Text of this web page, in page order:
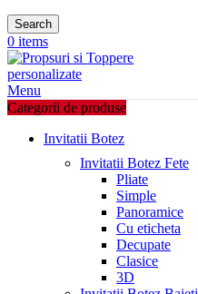
Search
0 items
Menu
Categorii de produse
Invitatii Botez
Invitatii Botez Fete
Pliate
Simple
Panoramice
Cu eticheta
Decupate
Clasice
3D